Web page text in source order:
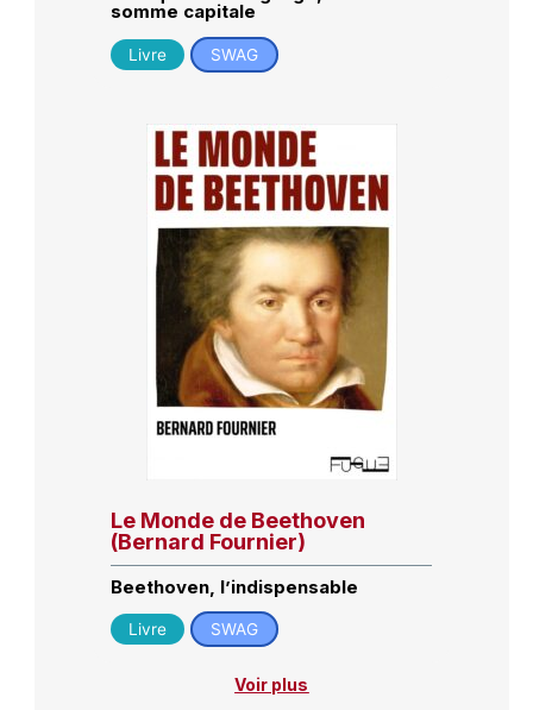
somme capitale
Livre SWAG
Le Monde de Beethoven
(Bernard Fournier)
Beethoven, l’indispensable
Livre SWAG
Voir plus